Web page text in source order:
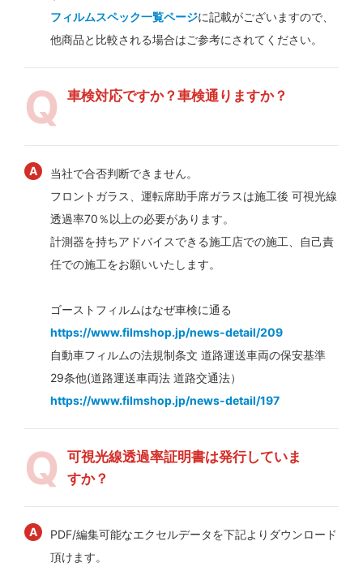
フィルムスペック一覧ページに記載がございますので、
他商品と比較される場合はご参考にされてください。
車検対応ですか？車検通りますか？
当社で合否判断できません。
フロントガラス、運転席助手席ガラスは施工後 可視光線
透過率70％以上の必要があります。
計測器を持ちアドバイスできる施工店での施工、自己責
任での施工をお願いいたします。
ゴーストフィルムはなぜ車検に通る
https://www.filmshop.jp/news-detail/209
自動車フィルムの法規制条文 道路運送車両の保安基準
29条他(道路運送車両法 道路交通法）
https://www.filmshop.jp/news-detail/197
可視光線透過率証明書は発行していま
すか？
PDF/編集可能なエクセルデータを下記よりダウンロード
頂けます。